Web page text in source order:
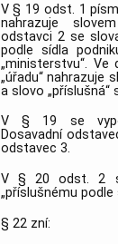
V § 19 odst. 1
nahrazuje
odstavci 2 se
podle sídla
„ministerstvu“.
„úřadu“ nahrazuje
a slovo „příslušná“
V § 19 se
Dosavadní
odstavec 3.
V § 20 odst. 2
„příslušnému podle
§ 22 zní: